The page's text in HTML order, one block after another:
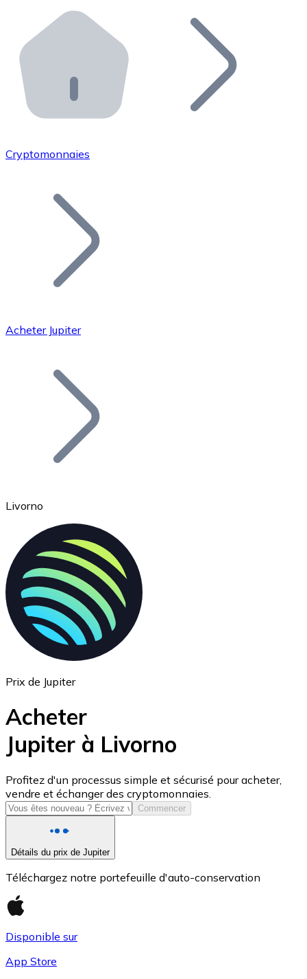
Distributeurs automatiques Bitnovo
Intégrez un ATM Bitnovo dans votre entreprise et
API Bitnovo
Intégrez notre API dans votre écosystème.
Rejoignez notre réseau de distributeurs et
Ajoutez le token de votre projet à notre service
Bitcoin
Ethereum
ETH
USD Coin
USDC
Cryptomonnaies
Acheter Jupiter
Livorno
Prix de Jupiter
Acheter
Jupiter à Livorno
Profitez d'un processus simple et sécurisé pour acheter,
vendre et échanger des cryptomonnaies.
Commencer
Détails du prix de Jupiter
Téléchargez notre portefeuille d'auto-conservation
Disponible sur
App Store